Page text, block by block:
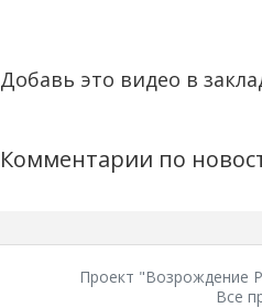
Добавь это видео в
Комментарии по
Проект "Возрождение
Все